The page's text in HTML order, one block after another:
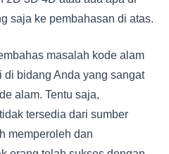
saja ke pembahasan di atas.
masalah kode alam
di bidang Anda yang sangat
alam. Tentu saja,
tersedia dari sumber
memperoleh dan